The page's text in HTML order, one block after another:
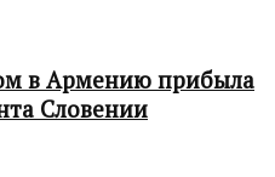
в Армению прибыла
Словении